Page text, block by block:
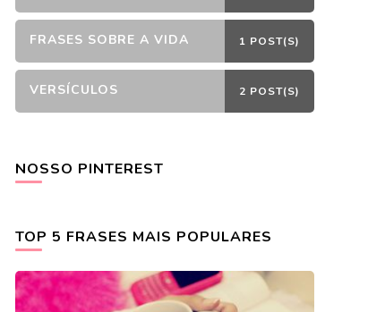
FRASES SOBRE A VIDA 1 POST(S)
VERSÍCULOS 2 POST(S)
NOSSO PINTEREST
TOP 5 FRASES MAIS POPULARES